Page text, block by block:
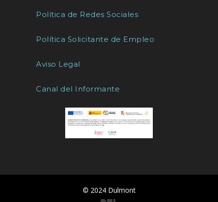
Política de Redes Sociales
Política Solicitante de Empleo
Aviso Legal
Canal del Informante
© 2024 Dulmont